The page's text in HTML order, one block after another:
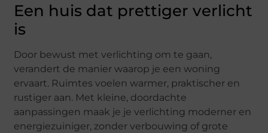
Een huis dat prettiger verlicht
is
Door bewust met verlichting om te gaan,
verandert de manier waarop je een woning
ervaart. Ruimtes voelen warmer, praktischer en
rustiger aan. Met kleine, doordachte
aanpassingen maak je je verlichting moderner en
energiezuiniger, zonder verbouwing of grote